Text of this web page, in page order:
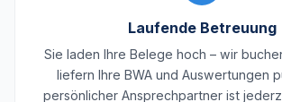
Laufende Betreuung
Sie laden Ihre Belege hoch – wir
liefern Ihre BWA und Auswertungen
persönlicher Ansprechpartner ist